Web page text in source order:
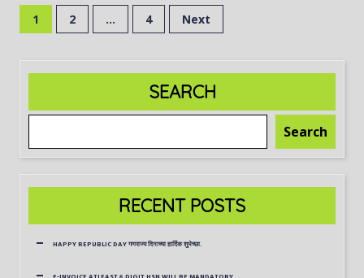
1 2 … 4 Next
SEARCH
Search
RECENT POSTS
HAPPY REPUBLIC DAY गणराज्य दिनाच्या हार्दिक शुभेच्छा.